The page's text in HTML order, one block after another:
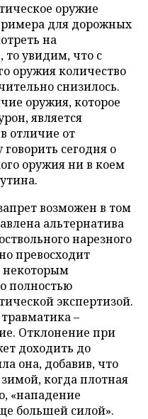
оружие
для дорожных
на
увидим, что с
оружия количество
снизилось.
оружия, которое
является
отличие от
сегодня о
оружия ни в коем
возможен в том
альтернатива
нарезного
превосходит
некоторым
полностью
экспертизой.
–
Отклонение при
доходить до
она, добавив, что
когда плотная
«нападение
большей силой».